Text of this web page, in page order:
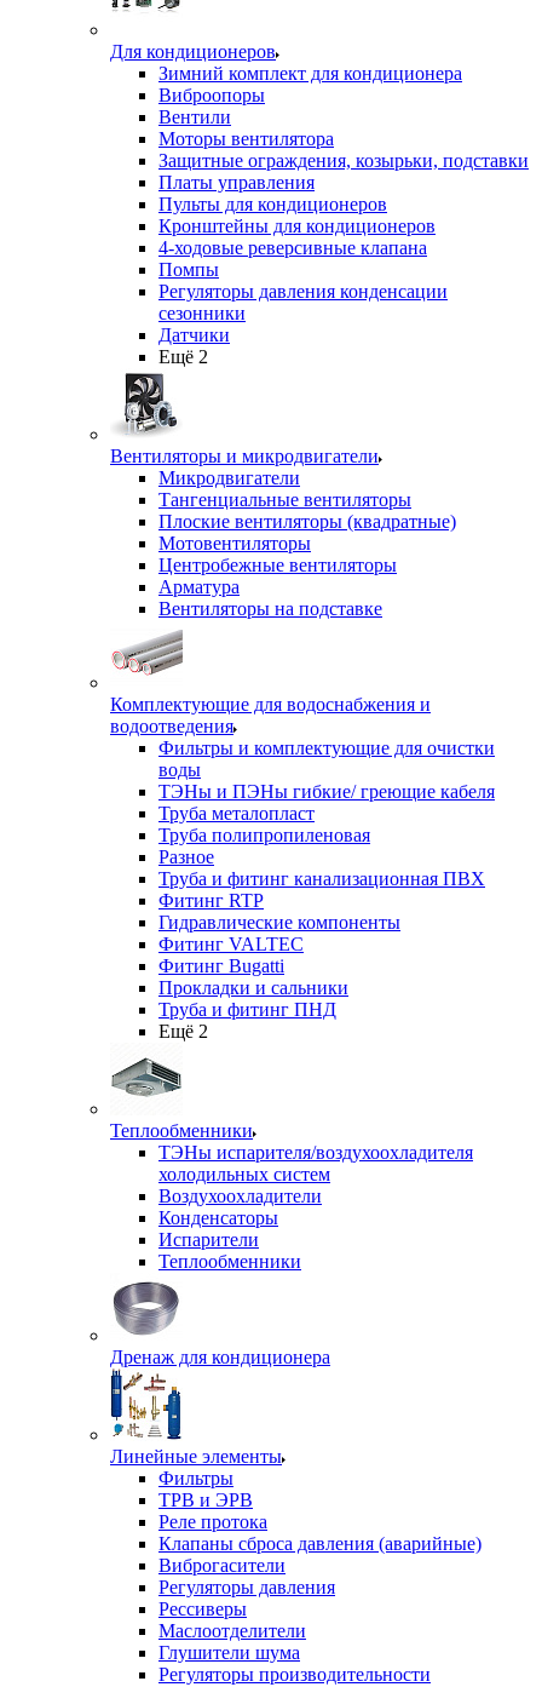
Для кондиционеров
Зимний комплект для кондиционера
Виброопоры
Вентили
Моторы вентилятора
Защитные ограждения, козырьки, подставки
Платы управления
Пульты для кондиционеров
Кронштейны для кондиционеров
4-ходовые реверсивные клапана
Помпы
Регуляторы давления конденсации
сезонники
Датчики
Ещё 2
Вентиляторы и микродвигатели
Микродвигатели
Тангенциальные вентиляторы
Плоские вентиляторы (квадратные)
Мотовентиляторы
Центробежные вентиляторы
Арматура
Вентиляторы на подставке
Комплектующие для водоснабжения и
водоотведения
Фильтры и комплектующие для очистки
воды
ТЭНы и ПЭНы гибкие/ греющие кабеля
Труба металопласт
Труба полипропиленовая
Разное
Труба и фитинг канализационная ПВХ
Фитинг RTP
Гидравлические компоненты
Фитинг VALTEC
Фитинг Bugatti
Прокладки и сальники
Труба и фитинг ПНД
Ещё 2
Теплообменники
ТЭНы испарителя/воздухоохладителя
холодильных систем
Воздухоохладители
Конденсаторы
Испарители
Теплообменники
Дренаж для кондиционера
Линейные элементы
Фильтры
ТРВ и ЭРВ
Реле протока
Клапаны сброса давления (аварийные)
Виброгасители
Регуляторы давления
Рессиверы
Маслоотделители
Глушители шума
Регуляторы производительности